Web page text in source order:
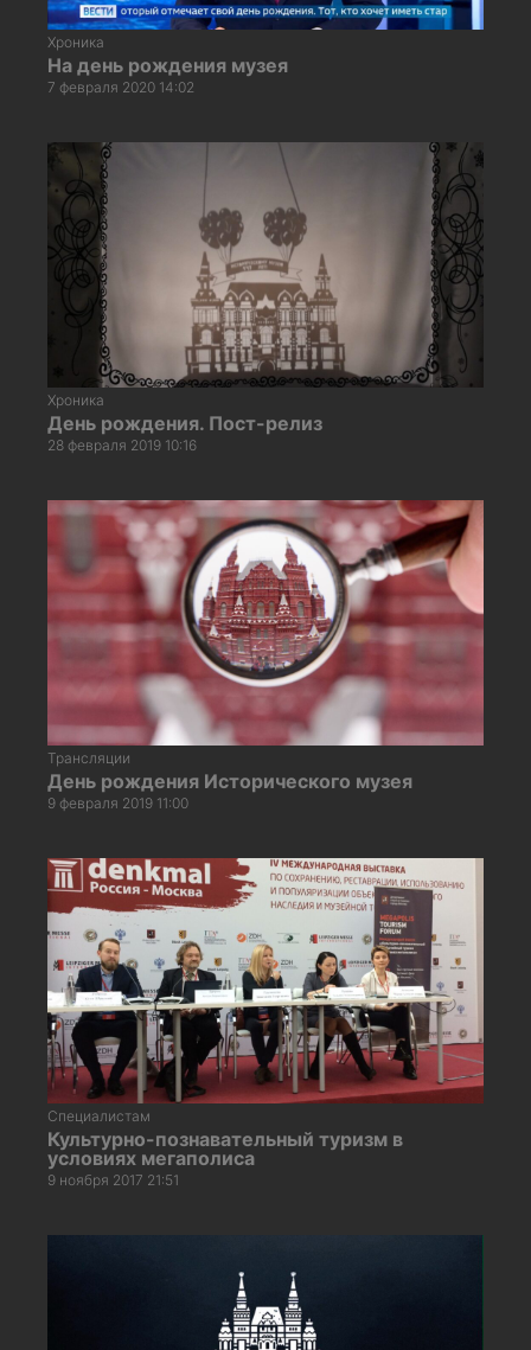
Хроника
На день рождения музея
7 февраля 2020 14:02
Хроника
День рождения. Пост-релиз
28 февраля 2019 10:16
Трансляции
День рождения Исторического музея
9 февраля 2019 11:00
Специалистам
Культурно-познавательный туризм в
условиях мегаполиса
9 ноября 2017 21:51